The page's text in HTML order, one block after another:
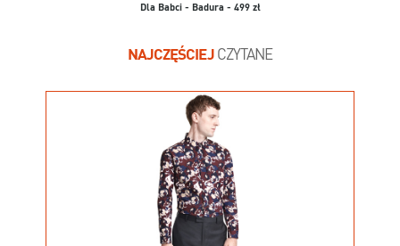
Dla Babci - Badura - 499 zł
NAJCZĘŚCIEJCZYTANE